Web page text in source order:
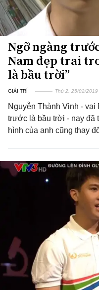
Ngỡ ngàng
Nam đẹp trai
là bầu trời”
GIẢI TRÍ Thứ 2, 25/02/
Nguyễn Thành Vinh -
trước là bầu trời - nay đã
hình của anh cũng thay